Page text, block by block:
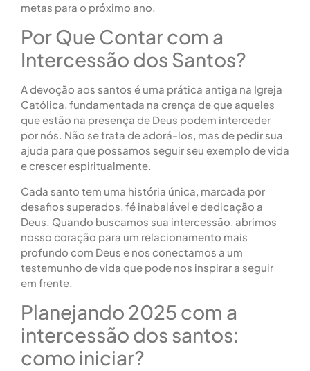
metas para o próximo ano.
Por Que Contar com a
Intercessão dos Santos?
A devoção aos santos é uma prática antiga na Igreja
Católica, fundamentada na crença de que aqueles
que estão na presença de Deus podem interceder
por nós. Não se trata de adorá-los, mas de pedir sua
ajuda para que possamos seguir seu exemplo de vida
e crescer espiritualmente.
Cada santo tem uma história única, marcada por
desafios superados, fé inabalável e dedicação a
Deus. Quando buscamos sua intercessão, abrimos
nosso coração para um relacionamento mais
profundo com Deus e nos conectamos a um
testemunho de vida que pode nos inspirar a seguir
em frente.
Planejando 2025 com a
intercessão dos santos:
como iniciar?